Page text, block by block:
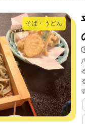
そば・うどん